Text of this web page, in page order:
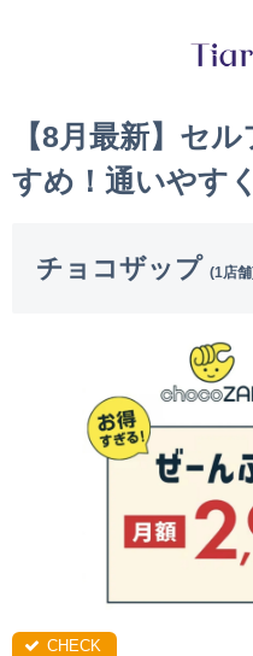
【8月最新】セ
すめ！通いやす
チョコザップ (1店